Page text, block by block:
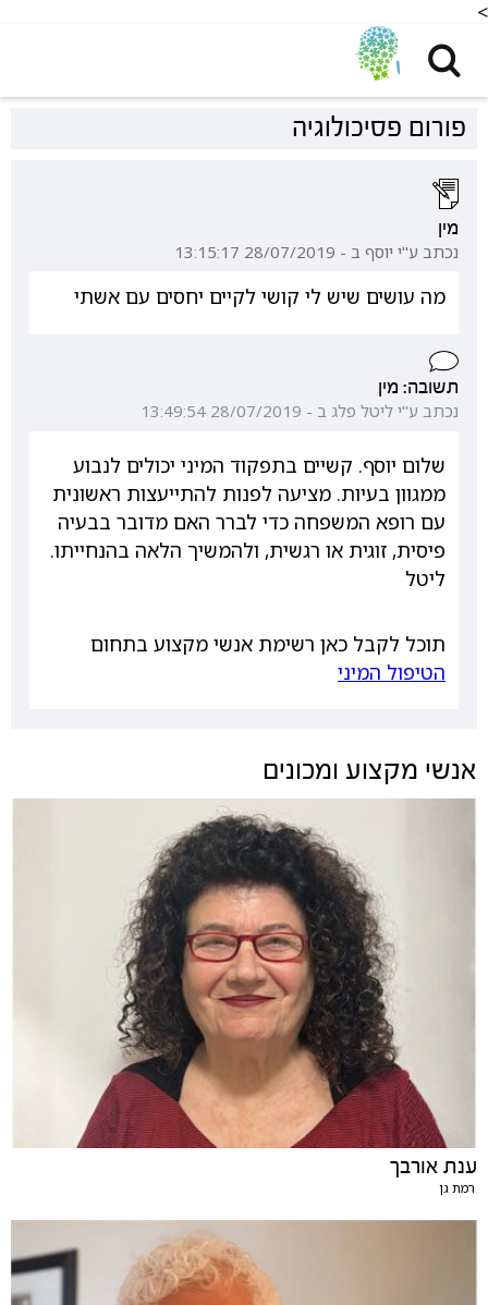
<
פורום פסיכולוגיה
מין
נכתב ע"י יוסף ב - 28/07/2019 13:15:17
מה עושים שיש לי קושי לקיים יחסים עם אשתי
תשובה: מין
נכתב ע"י ליטל פלג ב - 28/07/2019 13:49:54
שלום יוסף. קשיים בתפקוד המיני יכולים לנבוע
ממגוון בעיות. מציעה לפנות להתייעצות ראשונית
עם רופא המשפחה כדי לברר האם מדובר בבעיה
פיסית, זוגית או רגשית, ולהמשיך הלאה בהנחייתו.
ליטל
תוכל לקבל כאן רשימת אנשי מקצוע בתחום
הטיפול המיני
אנשי מקצוע ומכונים
ענת אורבך
רמת גן